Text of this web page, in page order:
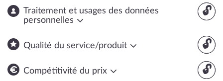
🔓
Traitement et usages des données
personnelles
🔓
Qualité du service/produit
🔓
Compétitivité du prix